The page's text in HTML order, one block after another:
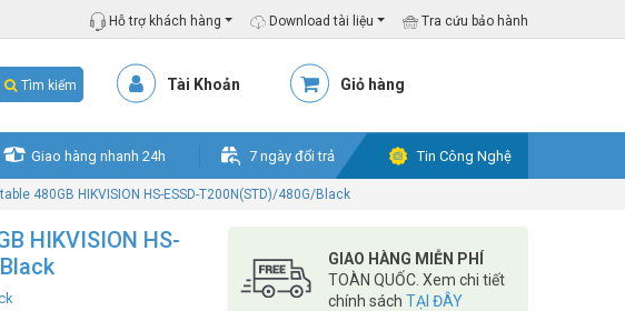
Hỗ trợ khách hàng Download tài liệu Tra cứu bảo hành
Tìm kiếm Tài Khoản Giỏ hàng
Giao hàng nhanh 24h 7 ngày đổi trả Tin Công Nghệ
480GB HIKVISION HS-ESSD-T200N(STD)/480G/Black
HIKVISION HS-
GIAO HÀNG MIỄN PHÍ
TOÀN QUỐC. Xem chi tiết
chính sách TẠI ĐÂY